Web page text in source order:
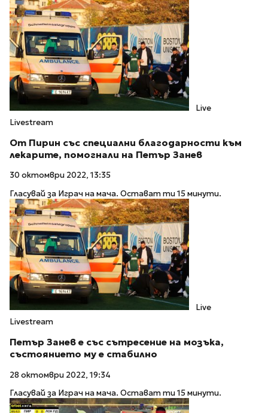
Live
Livestream
От Пирин със специални благодарности към
лекарите, помогнали на Петър Занев
30 октомври 2022, 13:35
Гласувай за Играч на мача. Остават ти 15 минути.
Live
Livestream
Петър Занев е със сътресение на мозъка,
състоянието му е стабилно
28 октомври 2022, 19:34
Гласувай за Играч на мача. Остават ти 15 минути.